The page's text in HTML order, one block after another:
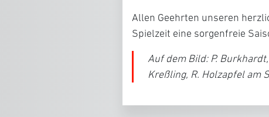
Allen Geehrten unseren
Spielzeit eine sorgenfreie
Auf dem Bild: P. Burkhardt,
Kreßling, R. Holzapfel am